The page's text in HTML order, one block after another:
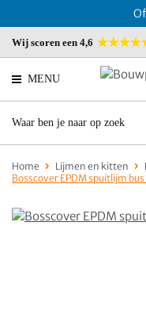
Wij scoren een 4,6
MENU
Home Lijmen en kitten
Bosscover EPDM spuitlijm